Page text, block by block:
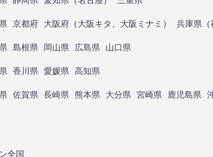
京都府 大阪府 （大阪キタ 大阪ミナミ ） 兵庫県 （
島根県 岡山県 広島県 山口県
香川県 愛媛県 高知県
佐賀県 長崎県 熊本県 大分県 宮崎県 鹿児島県
全国